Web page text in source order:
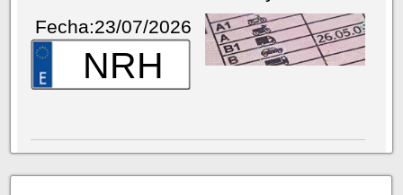
Fecha:23/07/2026
NRH